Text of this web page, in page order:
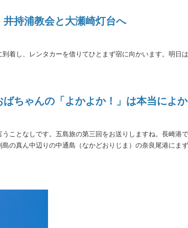
井持浦教会と大瀬崎灯台へ
着し、レンタカーを借りてひとまず宿に向かいます。明
ちゃんの「よかよか！」は本当によ
ことなしです。五島旅の第三回をお送りしますね。長崎
の真ん中辺りの中通島（なかどおりじま）の奈良尾港にまず